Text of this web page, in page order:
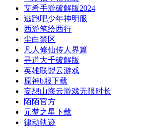
艾希手游破解版2024
逃跑吧少年神明服
西游笔绘西行
尘白禁区
凡人修仙传人界篇
寻道大千破解版
英雄联盟云游戏
原神b服下载
妄想山海云游戏无限时长
陌陌官方
元梦之星下载
律动轨迹